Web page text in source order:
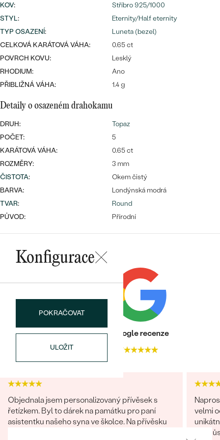
Nejprodávanější
snubní prsteny
PROHLÉDNOUT
DLE MATERIÁLU
ZLATO
PLATINA
STŘÍBRO
Wave kolekce
PROHLÉDNOUT
S DRAHOKAMY
S LAB-GROWN DIAMANTY
S PERLAMI
PERSONALIZOVANÉ
SYMBOLICKÉ
MINIMALISTICKÉ
PODLE PŘÍLEŽITOSTI
PODLE BARVY
PODLE TVARU KAMENE
NA MÍRU
DIAMANTY
Nejprodávanější
náušnice
PROHLÉDNOUT
CENOVĚ DOSTUPNÉ
LUXUSNÍ
Personalizované
přívěsky
LUXUSNÍ
Nejprodávanější
prsteny
PROHLÉDNOUT
KOV:
Stříbro 925/1000
STYL:
Eternity/Half eternity
TYP OSAZENÍ:
Luneta (bezel)
CELKOVÁ KARÁTOVÁ VÁHA:
0.65 ct
POVRCH KOVU:
Lesklý
RHODIUM:
Ano
PŘIBLIŽNÁ VÁHA:
1.4 g
Detaily o osazeném drahokamu
DRUH:
Topaz
POČET:
5
KARÁTOVÁ VÁHA:
0.65 ct
ROZMĚRY:
3 mm
ČISTOTA:
Okem čistý
BARVA:
Londýnská modrá
TVAR:
Round
PŮVOD:
Přírodní
Konfigurace
POKRAČOVAT
ULOŽIT
Heureka recenze
4.9
Google recenze
4.7
Objednala jsem personalizovaný přívěsek s
řetízkem. Byl to dárek na památku pro paní
asistentku našeho syna ve školce. Na přívěsku
velmi